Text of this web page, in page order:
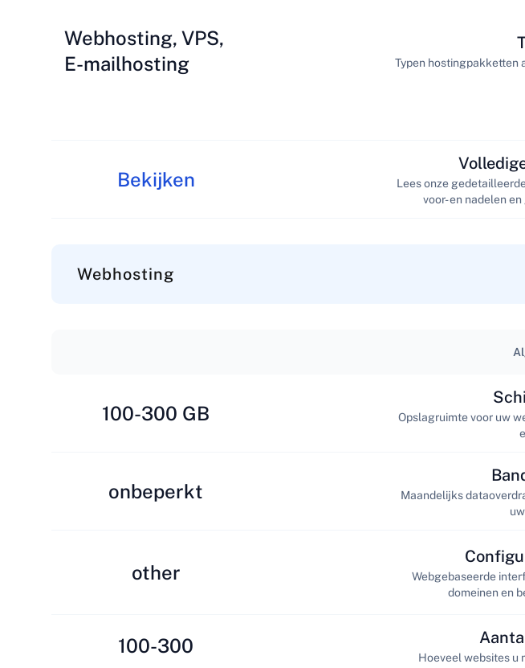
Webhosting, VPS,
E-mailhosting
Typen hostingpakketten
Bekijken
Lees onze
voor- en nadelen
Webhosting
100-300 GB
Opslagruimte voor uw
onbeperkt
Maandelijks
other
Webgebaseerde
domeinen en
100-300
Hoeveel websites u